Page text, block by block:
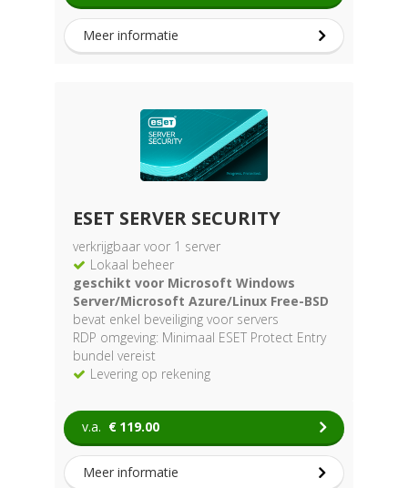
Meer informatie
ESET SERVER SECURITY
verkrijgbaar voor 1 server
Lokaal beheer
geschikt voor Microsoft Windows
Server/Microsoft Azure/Linux Free-BSD
bevat enkel beveiliging voor servers
RDP omgeving: Minimaal ESET Protect Entry
bundel vereist
Levering op rekening
v.a. € 119.00
Meer informatie